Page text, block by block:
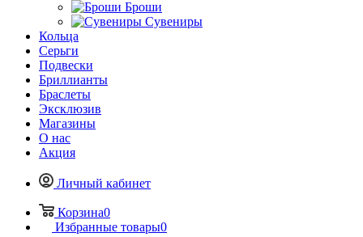
Броши
Сувениры
Кольца
Серьги
Подвески
Бриллианты
Браслеты
Эксклюзив
Магазины
О нас
Акция
Личный кабинет
Корзина0
Избранные товары0